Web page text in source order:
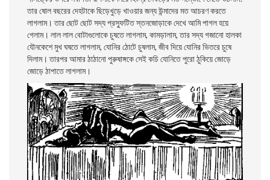
তার ষােল বছরের দেহটাকে ছিড়েখুড়ে খাওয়ার জন্য উন্মাদের মত আচরণ করতে
লাগলাম। তার ছোট ছোট সদ্য প্রস্ফুটিত স্তনজোড়াকে দেখে আমি পাগল হয়ে
গেলাম। লাল লাল বোটাগুলোকে চুষতে লাগলাম, কামড়ালাম, তার সদ্য গজানো হালকা
যৌনকেশে মুখ ঘষতে লাগলাম, যোনির ঠোটে চুষলাম, জীব দিয়ে যোনির ভিতরে চুষে
দিলাম। তারপর আমার ঠাঠানো পুরুষাঙ্গকে সেই কচি যোনিতে পুরো ঠুকিয়ে জোড়ে
জোড়ে ঠাপাতে লাগলাম।